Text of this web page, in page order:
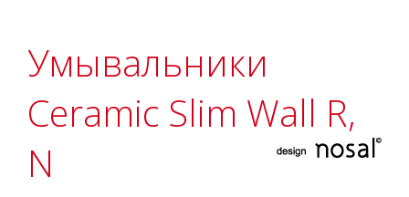
Умывальники
Ceramic Slim Wall R,
N